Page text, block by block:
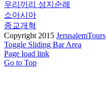
우리끼리 성지순례
소아시아
종교개혁
Copyright 2015 JerusalemTours
Toggle Sliding Bar Area
Page load link
Go to Top